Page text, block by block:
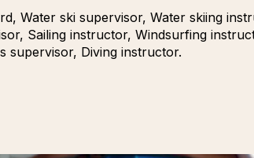
Water ski supervisor, Water skiing
Sailing instructor, Windsurfing
supervisor, Diving instructor.